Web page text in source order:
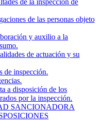
de las personas objeto
y auxilio a la
de actuación y su
de inspección.
a disposición de los
por la inspección.
SANCIONADORA